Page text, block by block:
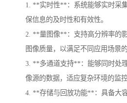
1. **实时性**：系统能够实时采
保信息的及时性和有效性。
2. **量图像**：支持高分辨率的
图像质量，以满足不同应用场景的
3. **多通道支持**：能够同时处
像源的数据，适应复杂环境的监控
4. **存储与回放功能**：具备大